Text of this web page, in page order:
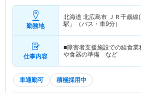
勤務地
北海道 北広島市 ＪＲ千歳
駅」（バス・車9分）
仕事内容
■障害者支援施設での給食業
や食器の準備 など
車通勤可 積極採用中